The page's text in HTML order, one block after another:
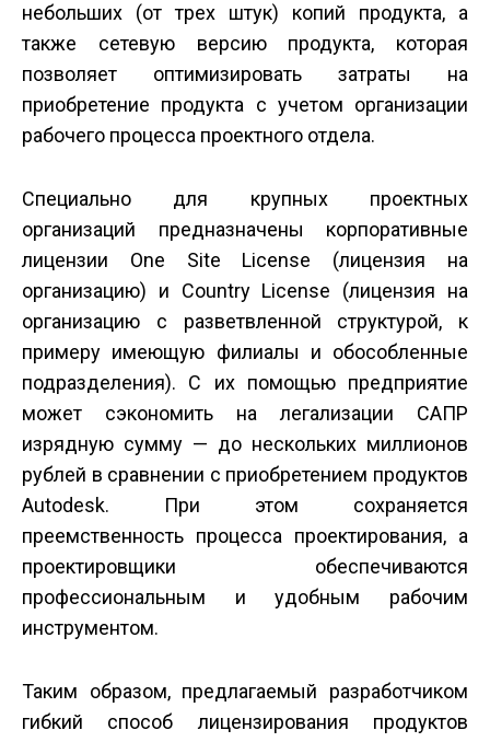
небольших (от трех штук) копий продукта, а
также сетевую версию продукта, которая
позволяет оптимизировать затраты на
приобретение продукта с учетом организации
рабочего процесса проектного отдела.
Специально для крупных проектных
организаций предназначены корпоративные
лицензии One Site License (лицензия на
организацию) и Country License (лицензия на
организацию с разветвленной структурой, к
примеру имеющую филиалы и обособленные
подразделения). С их помощью предприятие
может сэкономить на легализации САПР
изрядную сумму — до нескольких миллионов
рублей в сравнении с приобретением продуктов
Autodesk. При этом сохраняется
преемственность процесса проектирования, а
проектировщики обеспечиваются
профессиональным и удобным рабочим
инструментом.
Таким образом, предлагаемый разработчиком
гибкий способ лицензирования продуктов